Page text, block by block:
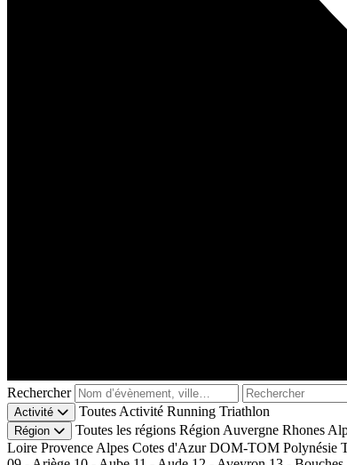
Rechercher
Activité Toutes Activité Running Triathlon
Région Toutes les régions Région Auvergne Rhones
Loire Provence Alpes Cotes d'Azur DOM-TOM Polynésie